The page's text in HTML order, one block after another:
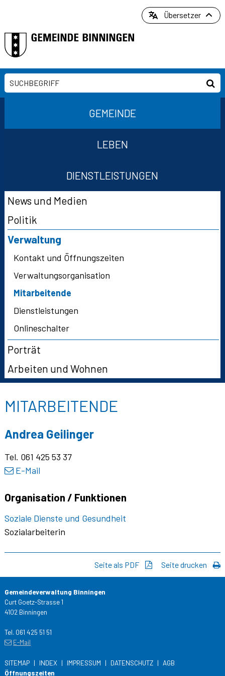
Übersetzer
GEMEINDE
LEBEN
DIENSTLEISTUNGEN
Suchformular
Suchbegriff
Subnavigation
News und Medien
Politik
Verwaltung
Kontakt und Öffnungszeiten
Verwaltungsorganisation
Mitarbeitende
Dienstleistungen
Onlineschalter
Porträt
Arbeiten und Wohnen
MITARBEITENDE
Andrea Geilinger
Tel. 061 425 53 37
E-Mail
Organisation / Funktionen
Soziale Dienste und Gesundheit
Sozialarbeiterin
Seite drucken
Seite als PDF
Gemeindeverwaltung Binningen
Curt Goetz-Strasse 1
4102 Binningen
Tel. 061 425 51 51
E-Mail
SITEMAP INDEX IMPRESSUM DATENSCHUTZ
AGB
Öffnungszeiten